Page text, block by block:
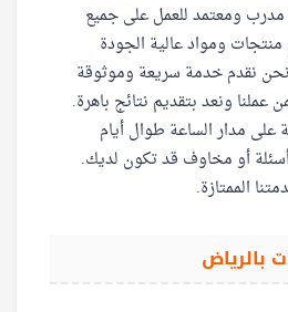
مدرب ومعتمد للعمل على جميع
ومواد عالية الجودة
نقدم خدمة سريعة وموثوقة
عملنا ونعد بتقديم نتائج باهرة.
على مدار الساعة طوال أيام
أو مخاوف قد تكون لديك.
الممتازة.
بالرياض